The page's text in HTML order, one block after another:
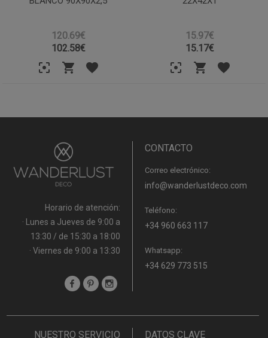
120.69€
102.58€
15.97€
15.17€
Horario de atención:
· Lunes a Jueves de 9:00 a
13:30 / de 15:30 a 18:00
· Viernes de 9:00 a 13:30
CONTACTO
Correo electrónico:
info@wanderlustdeco.com
Teléfono:
+34 960 663 117
Whatsapp:
+34 629 773 515
NUESTRO SERVICIO DATOS CLAVE